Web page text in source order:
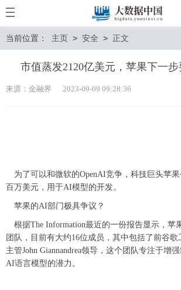
当前位置： 主页 > 安全 > 正文
市值蒸发2120亿美元，苹果下一
来源：金融界 2023-09-09 09:28:36
为了可以和微软的OpenAI竞争，科技巨头苹
百万美元，用于AI模型的开发。
苹果的AI部门极具争议？
根据The Information最近的一份报告显示，苹
团队，目前有大约16位成员，其中包括了前谷
主管John Giannandrea领导，这个团队专注于增
AI语言模型的潜力。